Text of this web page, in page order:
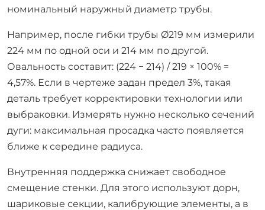
номинальный наружный диаметр трубы.
Например, после гибки трубы Ø219 мм измерили
224 мм по одной оси и 214 мм по другой.
Овальность составит: (224 − 214) / 219 × 100% =
4,57%. Если в чертеже задан предел 3%, такая
деталь требует корректировки технологии или
выбраковки. Измерять нужно несколько сечений
дуги: максимальная просадка часто появляется
ближе к середине радиуса.
Внутренняя поддержка снижает свободное
смещение стенки. Для этого используют дорн,
шариковые секции, калибрующие элементы, а в